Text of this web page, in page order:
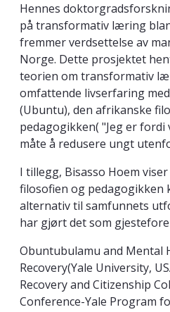
Hennes
på transformativ læring
fremmer verdsettelse av
Norge. Dette prosjektet
teorien om transformativ
omfattende livserfaring
(Ubuntu), den afrikanske
pedagogikken( "Jeg er
måte å redusere ungt
I tillegg, Bisasso Hoem
filosofien og pedagogikken
alternativ til samfunnets
har gjørt det som
Obuntubulamu and Mental
Recovery(Yale University,
Recovery and Citizenship
Conference-Yale Program